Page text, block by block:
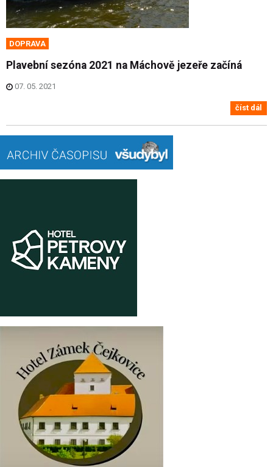
DOPRAVA
Plavební sezóna 2021 na Máchově jezeře začíná
07. 05. 2021
číst dál